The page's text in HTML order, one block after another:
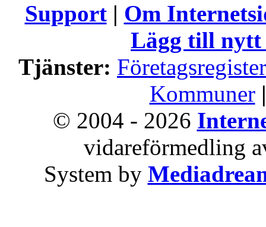
Support| Om
Lägg till nytt
Tjänster: Företagsregister
Kommuner |
© 2004 - 2026
vidareförmedling
System by